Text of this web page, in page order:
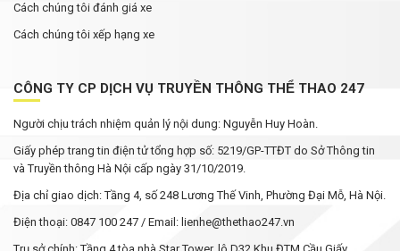
Cách chúng tôi đánh giá xe
Cách chúng tôi xếp hạng xe
CÔNG TY CP DỊCH VỤ TRUYỀN THÔNG THỂ THAO 247
Người chịu trách nhiệm quản lý nội dung: Nguyễn Huy Hoàn.
Giấy phép trang tin điện tử tổng hợp số: 5219/GP-TTĐT do Sở Thông tin
và Truyền thông Hà Nội cấp ngày 31/10/2019.
Địa chỉ giao dịch: Tầng 4, số 248 Lương Thế Vinh, Phường Đại Mỗ, Hà Nội.
Điện thoại: 0847 100 247 / Email: lienhe@thethao247.vn